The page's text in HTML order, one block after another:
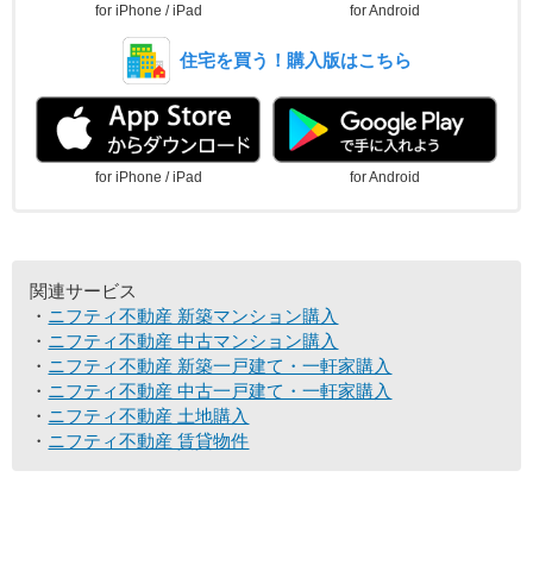
for iPhone / iPad for Android
住宅を買う！購入版はこちら
for iPhone / iPad for Android
関連サービス
ニフティ不動産 新築マンション購入
ニフティ不動産 中古マンション購入
ニフティ不動産 新築一戸建て・一軒家購入
ニフティ不動産 中古一戸建て・一軒家購入
ニフティ不動産 土地購入
ニフティ不動産 賃貸物件